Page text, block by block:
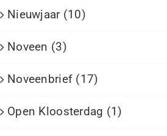
Nieuwjaar (10)
Noveen (3)
Noveenbrief (17)
Open Kloosterdag (1)